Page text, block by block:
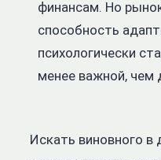
финансам. Но
способность
психологически
менее важной, чем
Искать виновного